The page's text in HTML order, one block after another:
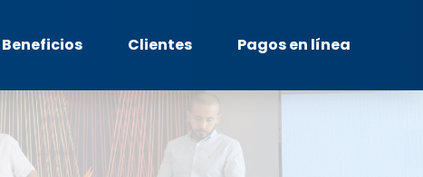
Beneficios Clientes Pagos en línea